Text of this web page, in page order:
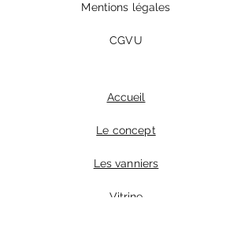
Mentions légales
CGVU
Accueil
Le concept
Les vanniers
Vitrine